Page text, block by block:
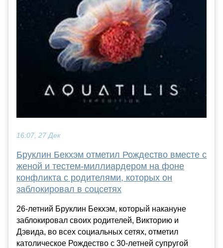
16:07, 27 Дек
Бруклин Бекхэм отметил Рождество вместе с
женой и тестем-миллиардером на фоне
конфликта с родителями, которых он
заблокировал в соцсетях
26-летний Бруклин Бекхэм, который накануне
заблокировал своих родителей, Викторию и
Дэвида, во всех социальных сетях, отметил
католическое Рождество с 30-летней супругой